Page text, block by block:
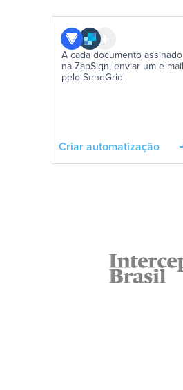
A cada documento assinado
na ZapSign, enviar um e-mail
pelo SendGrid
Criar automatização